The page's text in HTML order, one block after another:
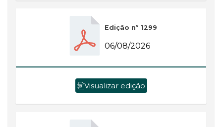
Edição nº 1299
06/08/2026
Visualizar edição